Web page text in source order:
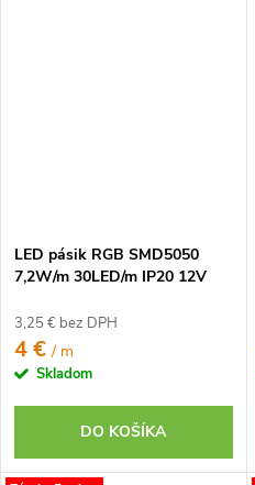
LED pásik RGB SMD5050
7,2W/m 30LED/m IP20 12V
3,25 € bez DPH
4 €/ m
Skladom
DO KOŠÍKA